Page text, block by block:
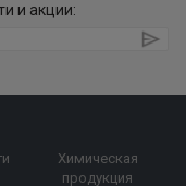
и акции:
Химическая
продукция